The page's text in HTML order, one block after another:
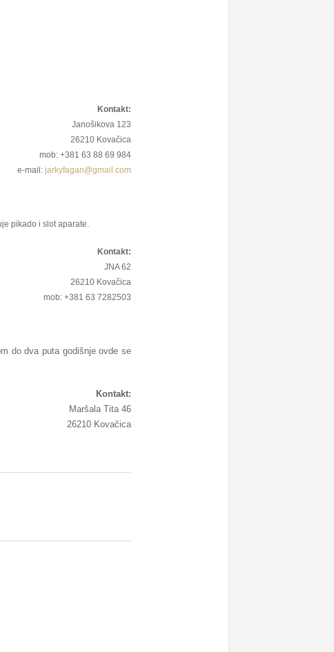
Kontakt:
Janošikova 123
26210 Kovačica
mob: +381 63 88 69 984
e-mail: jarkyfagan@gmail.com
pikado i slot aparate.
Kontakt:
JNA 62
26210 Kovačica
mob: +381 63 7282503
do dva puta godišnje ovde se
Kontakt:
Maršala Tita 46
26210 Kovačica